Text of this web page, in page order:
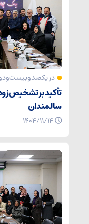
در
تأکید بر تشخیص
سالمندان